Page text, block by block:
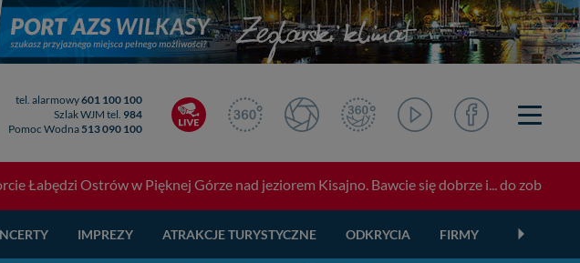
tel. alarmowy601 100 100
Szlak WJM tel. 984
Pomoc Wodna 513 090 100
Łabędzi Ostrów w Pięknej Górze nad jeziorem Kisajno. Bawcie się dobrze i... do
IMPREZY ATRAKCJE TURYSTYCZNE ODKRYCIA FIRMY